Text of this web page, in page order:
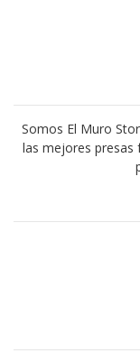
Somos El Muro
las mejores presas